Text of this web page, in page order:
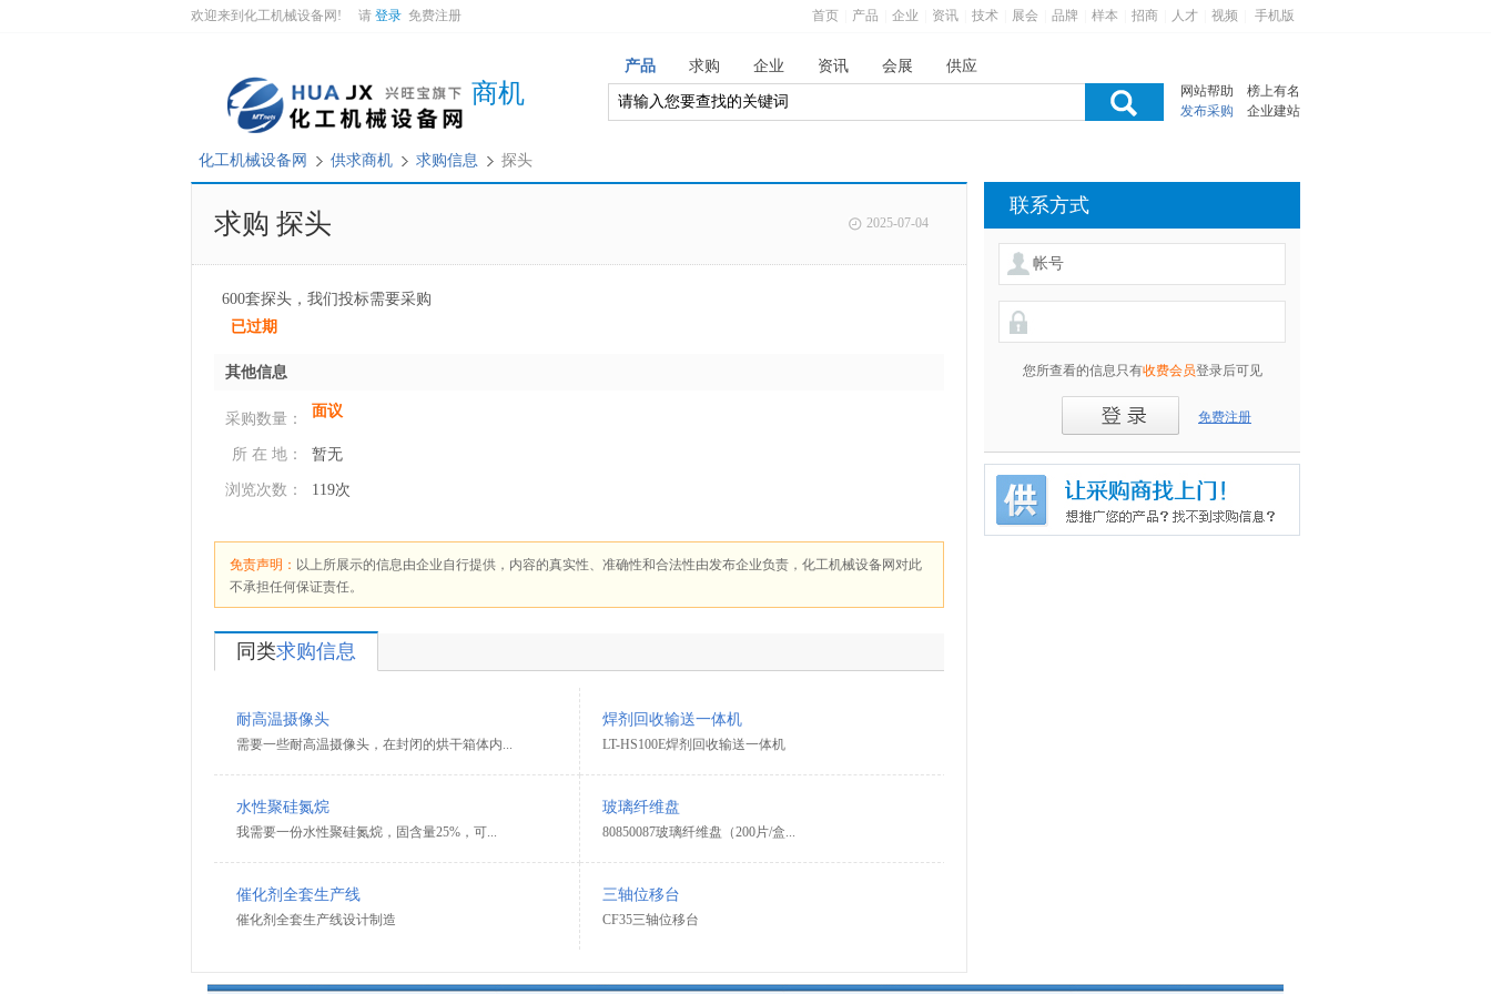
欢迎来到化工机械设备网! 请 登录 免费注册 首页 产品 企业 资讯 技术 展会 品牌 样本 招商 人才 视频 手机版
商机
产品 求购 企业 资讯 会展 供应
网站帮助
榜上有名
发布采购
企业建站
化工机械设备网 供求商机 求购信息 探头
求购 探头 2025-07-04
600套探头，我们投标需要采购
已过期
其他信息
采购数量： 面议
所 在 地： 暂无
浏览次数： 119次
免责声明： 以上所展示的信息由企业自行提供，内容的真实性、准确性和合法性由发布企业负责，化工机械设备网对此
不承担任何保证责任。
同类求购信息
耐高温摄像头
需要一些耐高温摄像头，在封闭的烘干箱体内...
焊剂回收输送一体机
LT-HS100E焊剂回收输送一体机
水性聚硅氮烷
我需要一份水性聚硅氮烷，固含量25%，可...
玻璃纤维盘
80850087玻璃纤维盘（200片/盒...
催化剂全套生产线
催化剂全套生产线设计制造
三轴位移台
CF35三轴位移台
联系方式
您所查看的信息只有收费会员登录后可见
免费注册